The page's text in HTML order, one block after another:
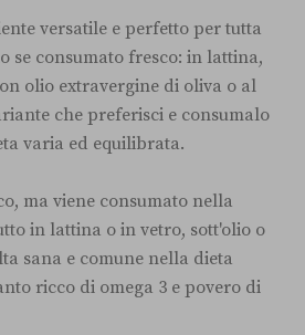
versatile e perfetto per tutta
se consumato fresco: in lattina,
olio extravergine di oliva o al
che preferisci e consumalo
varia ed equilibrata.
ma viene consumato nella
in lattina o in vetro, sott'olio o
sana e comune nella dieta
ricco di omega 3 e povero di